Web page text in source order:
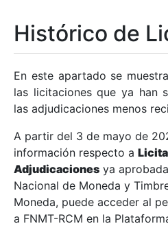
Mostrar/Ocultar
Mostrar/Ocultar
Mostrar/Ocultar
Histórico de
En este apartado se
las licitaciones que ya han
las adjudicaciones menos
A partir del 3 de mayo de
información respecto a
Adjudicaciones ya
Nacional de Moneda y
Moneda, puede acceder al
a FNMT-RCM en la